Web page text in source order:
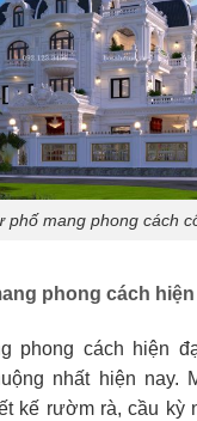
phố mang phong cách
phong cách
phong cách hiện
nhất hiện nay.
kế rườm rà, cầu kỳ